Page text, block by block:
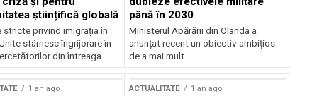
științifică globală
stricte privind imigrația în
stârnesc îngrijorare în
din întreaga...
până în 2030
Ministerul Apărării din Olanda a
anunțat recent un obiectiv ambițios
de a mai mult...
1 an ago ACTUALITATE 1 an ago